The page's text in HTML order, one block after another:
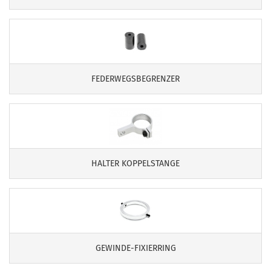
FEDERWEGSBEGRENZER
HALTER KOPPELSTANGE
GEWINDE-FIXIERRING